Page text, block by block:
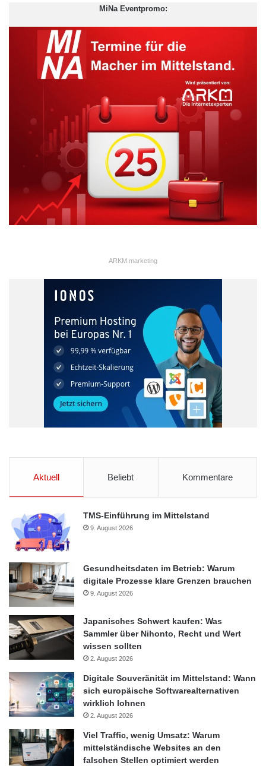
Quelle: Companisto GmbH
2015 zeichnete die EU TripRebel in einem Wettbewerb als
„Best European Startup“ aus
Buchungsportale und der Einsatz von IT haben die
Tourismusbranche in den letzten Jahren verändert: Mehr und
mehr Reisende suchen selbst – Hotels wiederum streben
zu handeln und Planungssicherheit herzustellen. Bei freien
Kapazitäten können Hotels Upgrades anbieten und so Kunden
zusammen. 2015 zeichnete die Europäische Kommission
TripRebel als „Best European Startup“ aus.
TripRebel konnte namhafte Investoren überzeugen – jetzt
startet Crowdinvesting
Rund 10.000 Besucher hat die Seite monatlich zu verbuchen.
Ein großer Teil kommt mittlerweile aus dem Ausland, wie
beispielsweise den USA (53% des gesamten Traffics).
TripRebel ist somit ein Hamburger Startup, das schon jetzt
Hotels von Aachen bis Zaragoza (Spanien) verfügbar. 2016 soll
das Inventar auf 500.000 Hotels steigen. Um noch schneller zu
wachsen, startet TripRebel heute eine Crowdinvesting-
Finanzierungsrunde auf der marktführenden Plattform
Companisto. Beim Crowdinvesting schließen sich viele
Personen zusammen, um sich gemeinsam mit Risikokapital an
MiNa Eventpromo:
ARKM.marketing
Aktuell Beliebt Kommentare
TMS-Einführung im Mittelstand
9. August 2026
Gesundheitsdaten im Betrieb: Warum
digitale Prozesse klare Grenzen brauchen
9. August 2026
Japanisches Schwert kaufen: Was
Sammler über Nihonto, Recht und Wert
wissen sollten
2. August 2026
Digitale Souveränität im Mittelstand: Wann
sich europäische Softwarealternativen
wirklich lohnen
2. August 2026
Viel Traffic, wenig Umsatz: Warum
mittelständische Websites an den
falschen Stellen optimiert werden